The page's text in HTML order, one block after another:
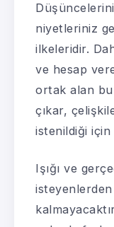
niyetleriniz
ilkeleridir.
ve hesap
ortak alan
çıkar,
istenildiği
Işığı ve